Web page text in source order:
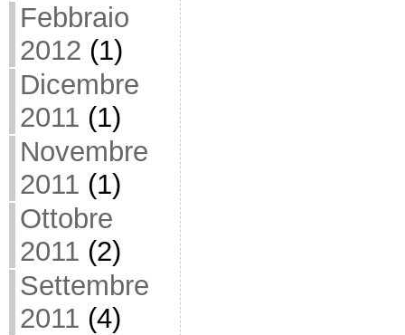
Febbraio
2012 (1)
Dicembre
2011 (1)
Novembre
2011 (1)
Ottobre
2011 (2)
Settembre
2011 (4)